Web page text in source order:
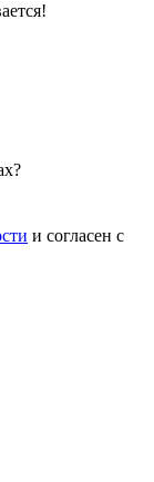
и согласен с